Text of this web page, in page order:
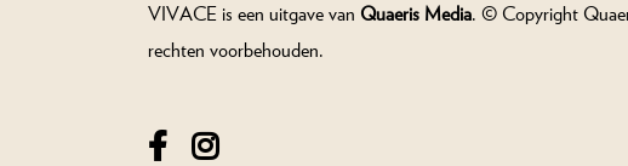
VIVACE is een uitgave van Quaeris Media. © Copyright
rechten voorbehouden.